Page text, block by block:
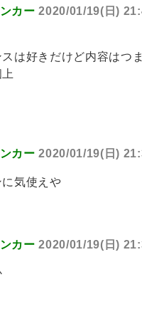
カー 2020/01/19(日)
は好きだけど内容はつ
カー 2020/01/19(日)
気使えや
カー 2020/01/19(日)